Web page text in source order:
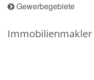
Gewerbegebiete
Immobilienmakler